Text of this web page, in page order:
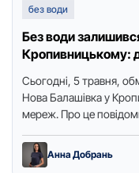
без води
Без води
Кропивницькому:
Сьогодні, 5 травня,
Нова Балашівка у
мереж. Про це
Анна Добрань